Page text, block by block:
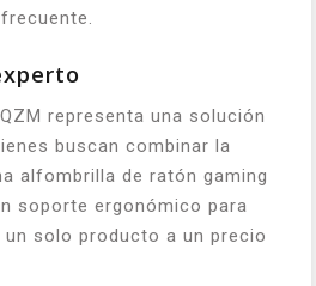
representa una solución
buscan combinar la
alfombrilla de ratón gaming
soporte ergonómico para
solo producto a un precio